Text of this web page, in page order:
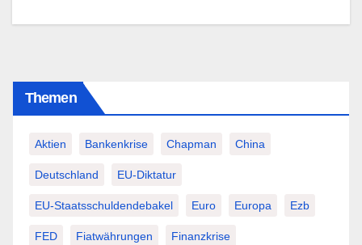
Themen
Aktien Bankenkrise Chapman China
Deutschland EU-Diktatur
EU-Staatsschuldendebakel Euro Europa Ezb
FED Fiatwährungen Finanzkrise